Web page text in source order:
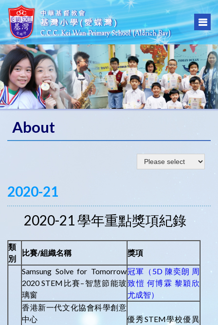
About
2020-21
2020-21 學年重點獎項紀錄
類
別
比賽/組織名稱 獎項
Samsung Solve for Tomorrow
2020 STEM比賽–智慧節能玻
璃窗
冠軍（5D 陳奕朗 周
致愷 何博霖 黎穎欣
尤成智）
香港新一代文化協會科學創意
中心
優秀STEM學校優異